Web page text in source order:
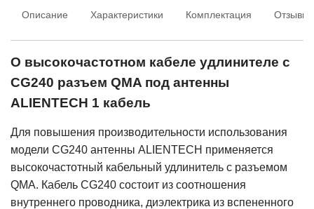
Описание Характеристики Комплектация Отзывы
О высокочастотном кабеле удлинителе с
CG240 разъем QMA под антенны
ALIENTECH 1 кабель
Для повышения производительности использования
модели CG240 антенны ALIENTECH применяется
высокочастотный кабельный удлинитель с разъемом
QMA. Кабель CG240 состоит из соотношения
внутреннего проводника, диэлектрика из вспененного